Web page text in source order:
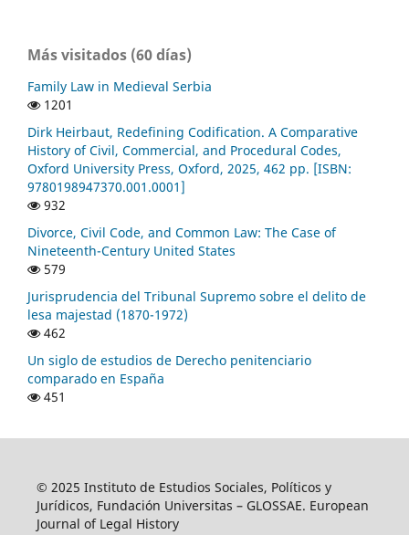
Más visitados (60 días)
Family Law in Medieval Serbia
1201
Dirk Heirbaut, Redefining Codification. A Comparative
History of Civil, Commercial, and Procedural Codes,
Oxford University Press, Oxford, 2025, 462 pp. [ISBN:
9780198947370.001.0001]
932
Divorce, Civil Code, and Common Law: The Case of
Nineteenth-Century United States
579
Jurisprudencia del Tribunal Supremo sobre el delito de
lesa majestad (1870-1972)
462
Un siglo de estudios de Derecho penitenciario
comparado en España
451
© 2025 Instituto de Estudios Sociales, Políticos y
Jurídicos, Fundación Universitas – GLOSSAE. European
Journal of Legal History